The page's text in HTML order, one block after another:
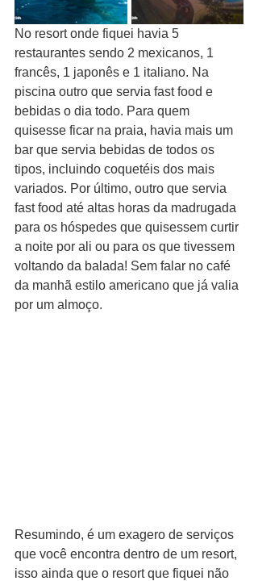
No resort onde fiquei havia 5
restaurantes sendo 2 mexicanos, 1
francês, 1 japonês e 1 italiano. Na
piscina outro que servia fast food e
bebidas o dia todo. Para quem
quisesse ficar na praia, havia mais um
bar que servia bebidas de todos os
tipos, incluindo coquetéis dos mais
variados. Por último, outro que servia
fast food até altas horas da madrugada
para os hóspedes que quisessem curtir
a noite por ali ou para os que tivessem
voltando da balada! Sem falar no café
da manhã estilo americano que já valia
por um almoço.
Resumindo, é um exagero de serviços
que você encontra dentro de um resort,
isso ainda que o resort que fiquei não